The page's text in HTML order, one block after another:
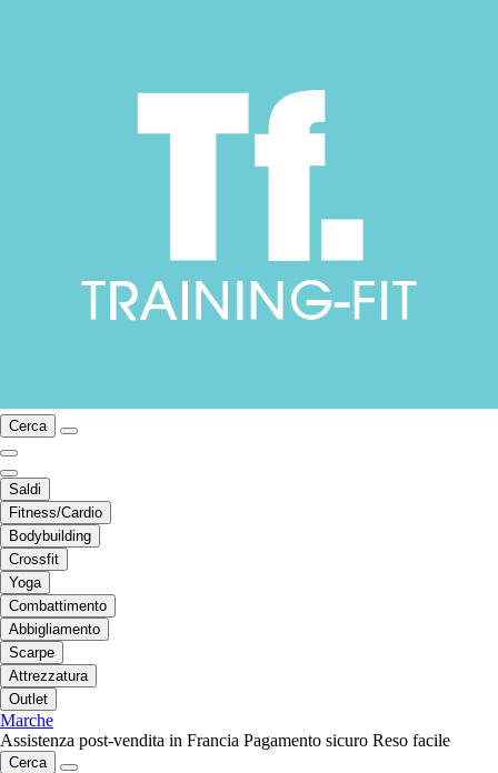
Cerca
Saldi
Fitness/Cardio
Bodybuilding
Crossfit
Yoga
Combattimento
Abbigliamento
Scarpe
Attrezzatura
Outlet
Marche
Assistenza post-vendita in Francia Pagamento sicuro Reso facile
Cerca